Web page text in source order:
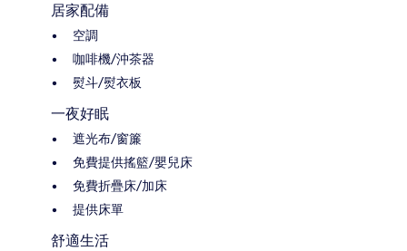
居家配備
空調
咖啡機/沖茶器
熨斗/熨衣板
一夜好眠
遮光布/窗簾
免費提供搖籃/嬰兒床
免費折疊床/加床
提供床單
舒適生活